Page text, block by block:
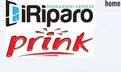
home